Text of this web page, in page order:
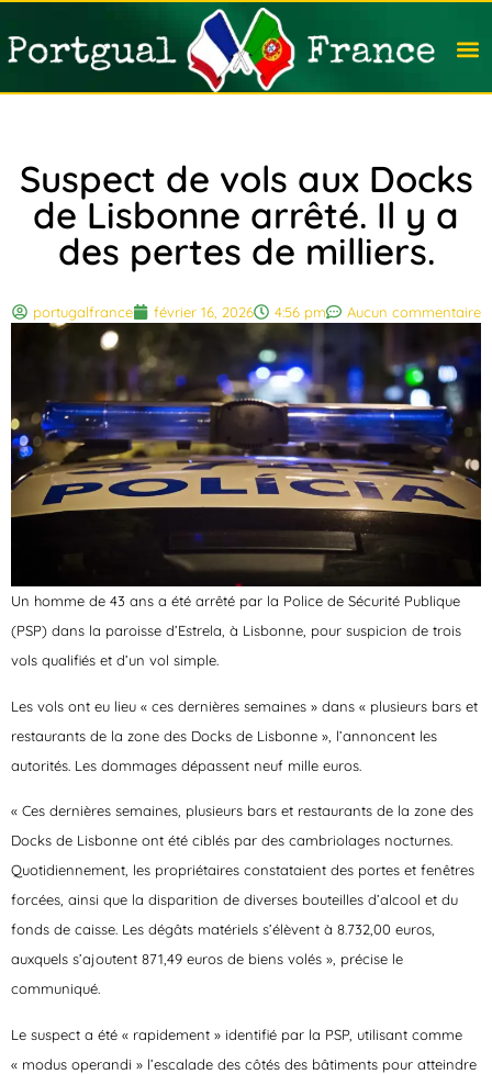
Suspect de vols aux Docks
de Lisbonne arrêté. Il y a
des pertes de milliers.
portugalfrance février 16, 2026 4:56 pm Aucun commentaire
Un homme de 43 ans a été arrêté par la Police de Sécurité Publique
(PSP) dans la paroisse d’Estrela, à Lisbonne, pour suspicion de trois
vols qualifiés et d’un vol simple.
Les vols ont eu lieu « ces dernières semaines » dans « plusieurs bars et
restaurants de la zone des Docks de Lisbonne », l’annoncent les
autorités. Les dommages dépassent neuf mille euros.
« Ces dernières semaines, plusieurs bars et restaurants de la zone des
Docks de Lisbonne ont été ciblés par des cambriolages nocturnes.
Quotidiennement, les propriétaires constataient des portes et fenêtres
forcées, ainsi que la disparition de diverses bouteilles d’alcool et du
fonds de caisse. Les dégâts matériels s’élèvent à 8.732,00 euros,
auxquels s’ajoutent 871,49 euros de biens volés », précise le
communiqué.
Le suspect a été « rapidement » identifié par la PSP, utilisant comme
« modus operandi » l’escalade des côtés des bâtiments pour atteindre